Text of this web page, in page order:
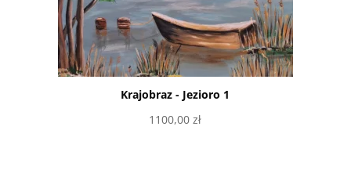
Krajobraz - Jezioro 1
1100,00zł